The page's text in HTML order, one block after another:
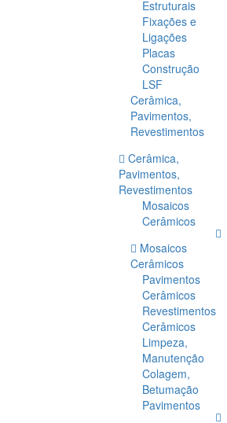
Estruturais
Fixações e
Ligações
Placas
Construção
LSF
Cerâmica,
Pavimentos,
Revestimentos
Cerâmica,
Pavimentos,
Revestimentos
Mosaicos
Cerâmicos
Mosaicos
Cerâmicos
Pavimentos
Cerâmicos
Revestimentos
Cerâmicos
Limpeza,
Manutenção
Colagem,
Betumação
Pavimentos